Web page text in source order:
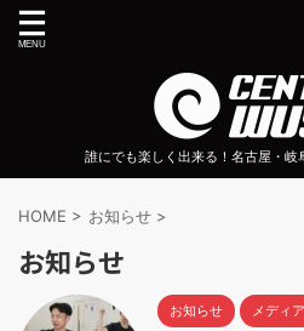
誰にでも楽しく出来る！名古屋・
HOME > お知らせ >
お知らせ
お知らせ メディ